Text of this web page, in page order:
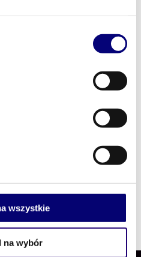
wszystkie
na wybór
ogniw” w
nie spowalniają
jako formalność – i jak
w przewagę